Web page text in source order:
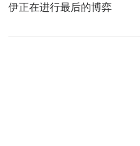
伊正在进行最后的博弈